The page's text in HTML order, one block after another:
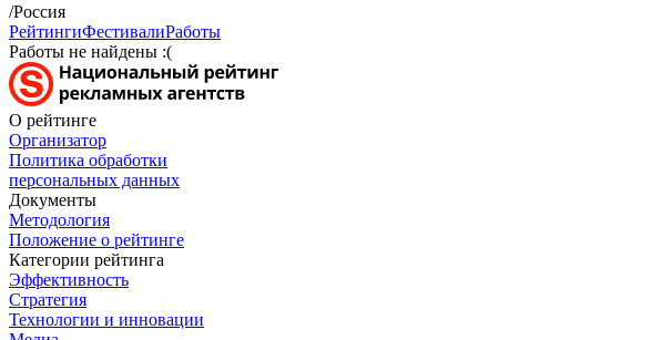
/Россия
РейтингиФестивалиРаботы
Работы не найдены :(
О рейтинге
Организатор
Политика обработки
персональных данных
Документы
Методология
Положение о рейтинге
Категории рейтинга
Эффективность
Стратегия
Технологии и инновации